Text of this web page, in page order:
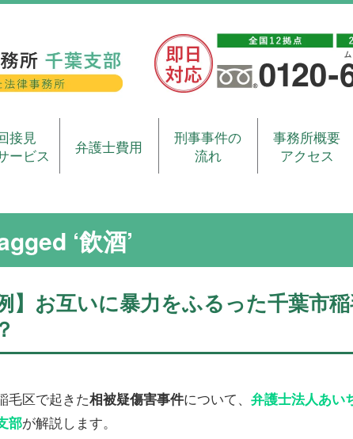
接見
ービス
弁護士費用
刑事事件の
流れ
事務所概要
アクセス
‘飲酒’
】お互いに暴力をふるった千葉市
毛区で起きた相被疑傷害事件について、 弁護士法人あい
部が解説します。